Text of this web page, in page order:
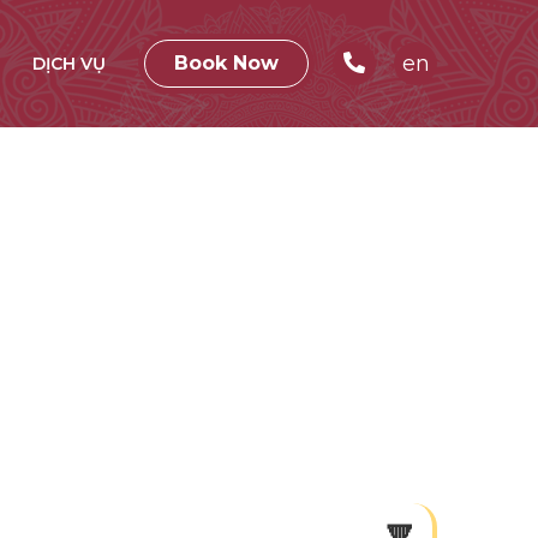
DỊCH VỤ Book Now en